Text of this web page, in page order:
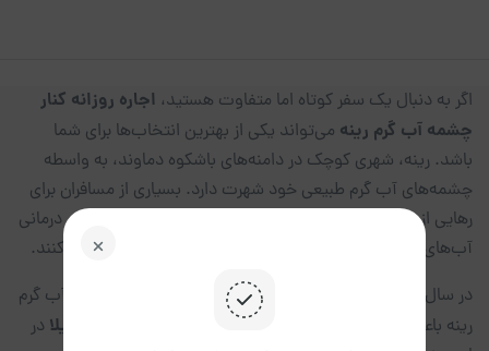
اگر به دنبال یک سفر کوتاه اما متفاوت هستید، اجاره روزانه کنار
چشمه آب گرم رینه می‌تواند یکی از بهترین انتخاب‌ها برای شما
باشد. رینه، شهری کوچک در دامنه‌های باشکوه دماوند، به واسطه
چشمه‌های آب گرم طبیعی خود شهرت دارد. بسیاری از مسافران برای
رهایی از خستگی روزمره، کاهش استرس و بهره‌مندی از خواص درمانی
آب‌های معدنی، این منطقه را به عنوان مقصد سفر انتخاب می‌کنند.
در سال‌های اخیر، افزایش تقاضا برای اقامت در نزدیکی چشمه آب گرم
رینه باعث شده گزینه‌های متنوعی برای
اجاره روزانه خانه و ویلا در